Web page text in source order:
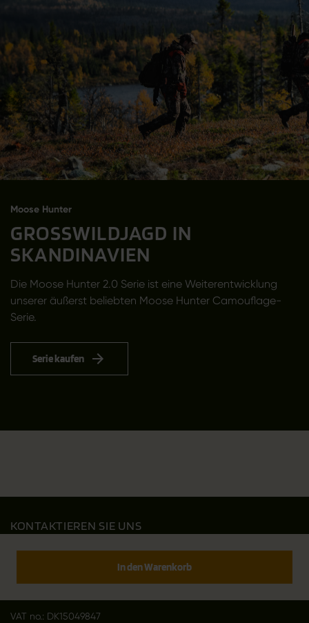
Moose Hunter
GROSSWILDJAGD IN
SKANDINAVIEN
Die Moose Hunter 2.0 Serie ist eine Weiterentwicklung
unserer äußerst beliebten Moose Hunter Camouflage-
Serie.
Serie kaufen
In den Warenkorb
KONTAKTIEREN SIE UNS
Outfit International A/S
VAT no.: DK15049847